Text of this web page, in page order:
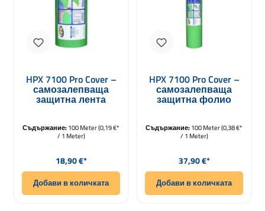
HPX 7100 Pro Cover –
самозалепваща
защитна лента
250mm x 100m
Съдържание:100 Meter(0,19 €*
/ 1 Meter)
Редовна цена:
18,90 €*
Добави в количката
HPX 7100 Pro Cover –
самозалепваща
защитна фолио
500mm x 100m
Съдържание:100 Meter(0,38 €*
/ 1 Meter)
Редовна цена:
37,90 €*
Добави в количката